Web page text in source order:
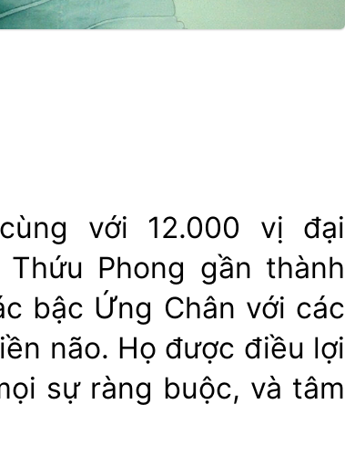
với 12.000 vị đại
Phong gần thành
bậc Ứng Chân với các
não. Họ được điều lợi
sự ràng buộc, và tâm